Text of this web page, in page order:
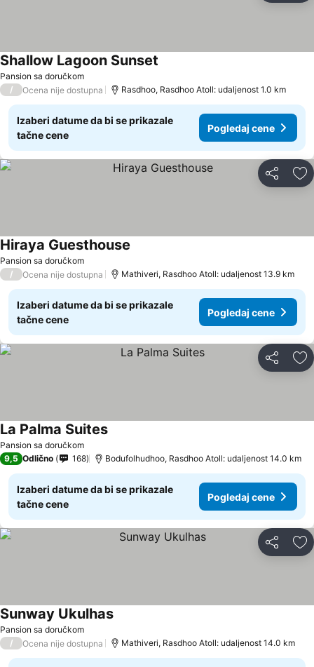
Pansion sa doručkom
Shallow Lagoon Sunset
/ Ocena nije dostupna Rasdhoo, Rasdhoo Atoll: udaljenost 1.0 km
Izaberi datume da bi se prikazale
tačne cene
Pogledaj cene
Deli
Pansion sa doručkom
Hiraya Guesthouse
/ Ocena nije dostupna Mathiveri, Rasdhoo Atoll: udaljenost 13.9 km
Izaberi datume da bi se prikazale
tačne cene
Pogledaj cene
Deli
Pansion sa doručkom
La Palma Suites
9,5 Odlično 168 Bodufolhudhoo, Rasdhoo Atoll: udaljenost 14.0 km
Izaberi datume da bi se prikazale
tačne cene
Pogledaj cene
Deli
Pansion sa doručkom
Sunway Ukulhas
/ Ocena nije dostupna Mathiveri, Rasdhoo Atoll: udaljenost 14.0 km